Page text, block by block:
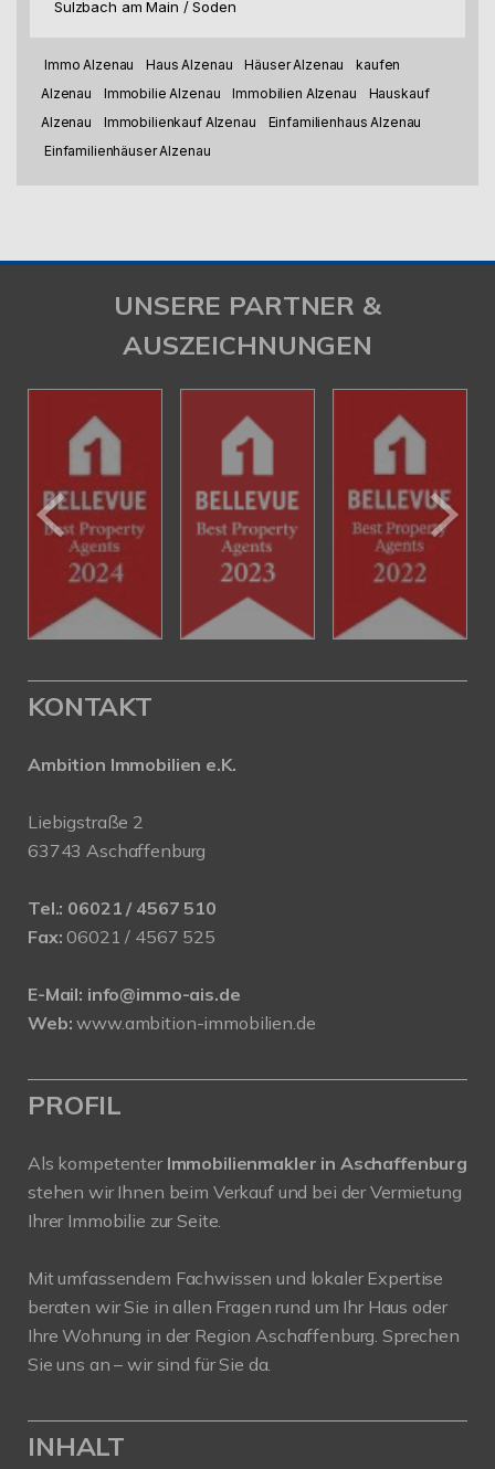
Sulzbach am Main / Soden
Immo Alzenau Haus Alzenau Häuser Alzenau
kaufen
Alzenau
Immobilie Alzenau Immobilien Alzenau
Hauskauf
Alzenau
Immobilienkauf Alzenau
Einfamilienhaus Alzenau
Einfamilienhäuser Alzenau
UNSERE PARTNER &
AUSZEICHNUNGEN
KONTAKT
Ambition Immobilien e.K.
Liebigstraße 2
63743 Aschaffenburg
Tel.: 06021 / 4567 510
Fax: 06021 / 4567 525
E-Mail: info@immo-ais.de
Web: www.ambition-immobilien.de
PROFIL
Als kompetenter Immobilienmakler in Aschaffenburg
stehen wir Ihnen beim Verkauf und bei der Vermietung
Ihrer Immobilie zur Seite.
Mit umfassendem Fachwissen und lokaler Expertise
beraten wir Sie in allen Fragen rund um Ihr Haus oder
Ihre Wohnung in der Region Aschaffenburg. Sprechen
Sie uns an – wir sind für Sie da.
INHALT